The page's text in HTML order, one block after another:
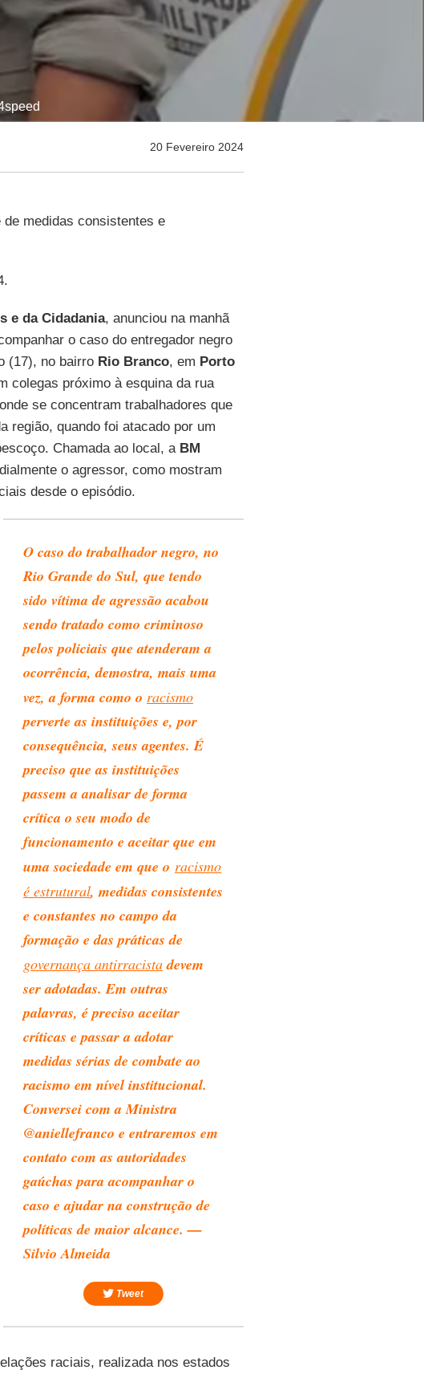
20 Fevereiro 2024
medidas consistentes e
e da Cidadania, anunciou na manhã
o caso do entregador negro
(17), no bairro Rio Branco, em Porto
colegas próximo à esquina da rua
se concentram trabalhadores que
região, quando foi atacado por um
Chamada ao local, aBM
o agressor, como mostram
desde o episódio.
O caso do trabalhador negro, no
Rio Grande do Sul, que tendo
sido vítima de agressão acabou
sendo tratado como criminoso
pelos policiais que atenderam a
ocorrência, demostra, mais uma
vez, a forma como o racismo
perverte as instituições e, por
consequência, seus agentes. É
preciso que as instituições
passem a analisar de forma
crítica o seu modo de
funcionamento e aceitar que em
uma sociedade em que o racismo
é estrutural, medidas consistentes
e constantes no campo da
formação e das práticas de
governança antirracistadevem
ser adotadas. Em outras
palavras, é preciso aceitar
críticas e passar a adotar
medidas sérias de combate ao
racismo em nível institucional.
Conversei com a Ministra
@aniellefranco e entraremos em
contato com as autoridades
gaúchas para acompanhar o
caso e ajudar na construção de
políticas de maior alcance. —
Silvio Almeida
Tweet
raciais, realizada nos estados